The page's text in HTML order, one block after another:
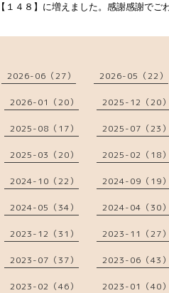
１４８】に増えました。感謝感謝でご
2026-06（27） 2026-05（22）
2026-01（20） 2025-12（20）
2025-08（17） 2025-07（23）
2025-03（20） 2025-02（18）
2024-10（22） 2024-09（19）
2024-05（34） 2024-04（30）
2023-12（31） 2023-11（27）
2023-07（37） 2023-06（43）
2023-02（46） 2023-01（40）